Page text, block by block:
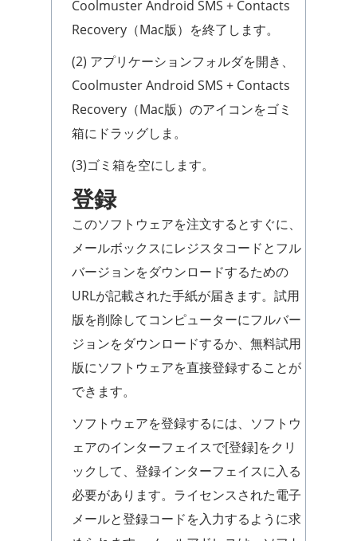
Coolmuster Android SMS + Contacts
Recovery（Mac版）を終了します。
(2) アプリケーションフォルダを開き、
Coolmuster Android SMS + Contacts
Recovery（Mac版）のアイコンをゴミ
箱にドラッグしま。
(3)ゴミ箱を空にします。
登録
このソフトウェアを注文するとすぐに、
メールボックスにレジスタコードとフル
バージョンをダウンロードするための
URLが記載された手紙が届きます。試用
版を削除してコンピューターにフルバー
ジョンをダウンロードするか、無料試用
版にソフトウェアを直接登録することが
できます。
ソフトウェアを登録するには、ソフトウ
ェアのインターフェイスで[登録]をクリ
ックして、登録インターフェイスに入る
必要があります。ライセンスされた電子
メールと登録コードを入力するように求